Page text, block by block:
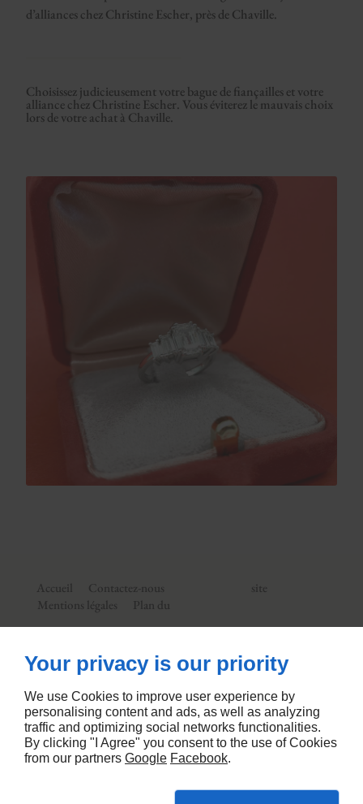
d’alliances chez Christine Escher, près de Chaville.
Choisissez judicieusement votre bague de fiançailles et votre
alliance chez Christine Escher. Vous éviterez le mauvais choix
lors de votre achat à Chaville.
09 74 56 35 02
Accueil
Contactez-nous
Mentions légales
Plan du
site
Your privacy is our priority
We use Cookies to improve user experience by
personalising content and ads, as well as analyzing
traffic and optimizing social networks functionalities.
By clicking "I Agree" you consent to the use of Cookies
from our partners Google Facebook.